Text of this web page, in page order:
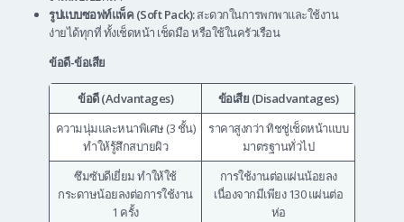
รูปแบบซอฟท์แพ็ค (Soft Pack):สะดวกในการพกพาและใช้งาน
ง่ายได้ทุกที่ ทั้งเช็ดหน้า เช็ดมือ หรือใช้ในครัวเรือน
ข้อดี-ข้อเสีย
ข้อดี (Advantages)
ข้อเสีย (Disadvantages)
ความนุ่มและหนาพิเศษ (3 ชั้น)
ทำให้รู้สึกสบายผิว
ราคาสูงกว่า ทิชชู่เช็ดหน้าแบบ
มาตรฐานทั่วไป
ซึมซับดีเยี่ยม ทำให้ใช้
กระดาษน้อยลงต่อการใช้งาน
1 ครั้ง
การใช้งานต่อแผ่นน้อยลง
เนื่องจากมีเพียง 130 แผ่นต่อ
ห่อ